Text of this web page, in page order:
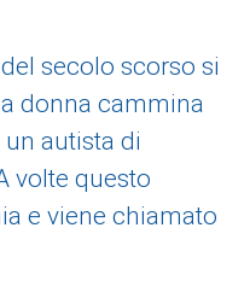
secolo scorso si
donna cammina
autista di
volte questo
e viene chiamato